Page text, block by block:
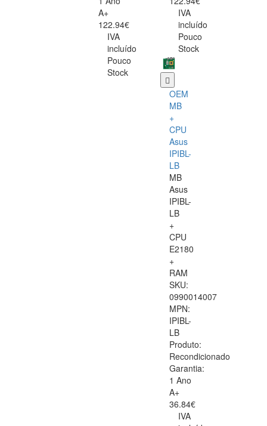
A+
122.94€
IVA
incluído
Pouco
Stock
IVA
incluído
Pouco
Stock
OEM
MB
+
CPU
Asus
IPIBL-
LB
MB
Asus
IPIBL-
LB
+
CPU
E2180
+
RAM
SKU:
0990014007
MPN:
IPIBL-
LB
Produto:
Recondicionado
Garantia:
1 Ano
A+
36.84€
IVA